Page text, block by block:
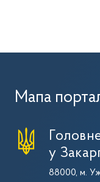
Мапа
у
88000, м.